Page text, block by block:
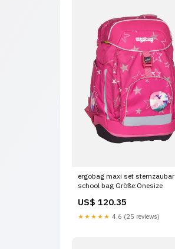
ergobag maxi set sternzaubar
school bag Größe:Onesize
US$ 120.35
★★★★★ 4.6 (25 reviews)